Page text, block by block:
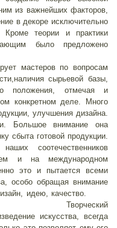
из важнейших факторов,
в декоре исключительно
Кроме теории и практики
было предложено
маркетинга.
мастеров по вопросам
сырьевой базы,
положения, отмечая и
конкретном деле. Много
улучшения дизайна.
Большое внимание она
сбыта готовой продукции.
соотечественников
и на международном
это и пытается всеми
особо обращая внимание
дизайн, идею, качество.
искусства, всегда